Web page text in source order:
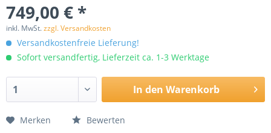
749,00 € *
inkl. MwSt.zzgl. Versandkosten
Versandkostenfreie Lieferung!
Sofort versandfertig, Lieferzeit ca. 1-3 Werktage
In den Warenkorb
Merken Bewerten